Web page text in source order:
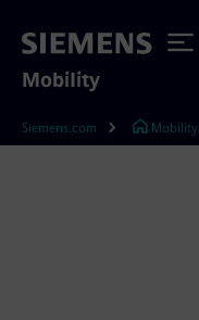
Mobility
Siemens.com Mobility